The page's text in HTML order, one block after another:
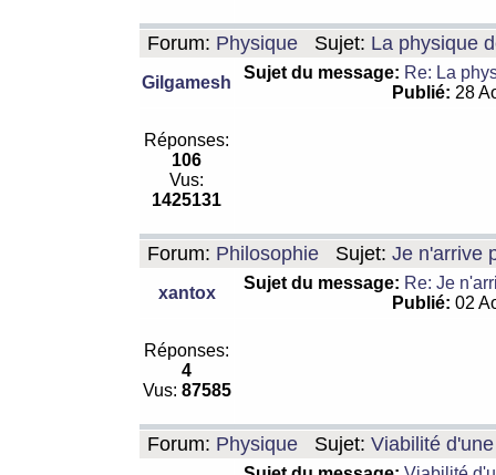
Forum: Physique Sujet: La physique
Gilgamesh
Sujet du message: Re: La
Publié: 28
Réponses:
106
Vus:
1425131
Forum: Philosophie Sujet: Je n'arrive
xantox
Sujet du message: Re: Je
Publié: 02
Réponses:
4
Vus: 87585
Forum: Physique Sujet: Viabilité